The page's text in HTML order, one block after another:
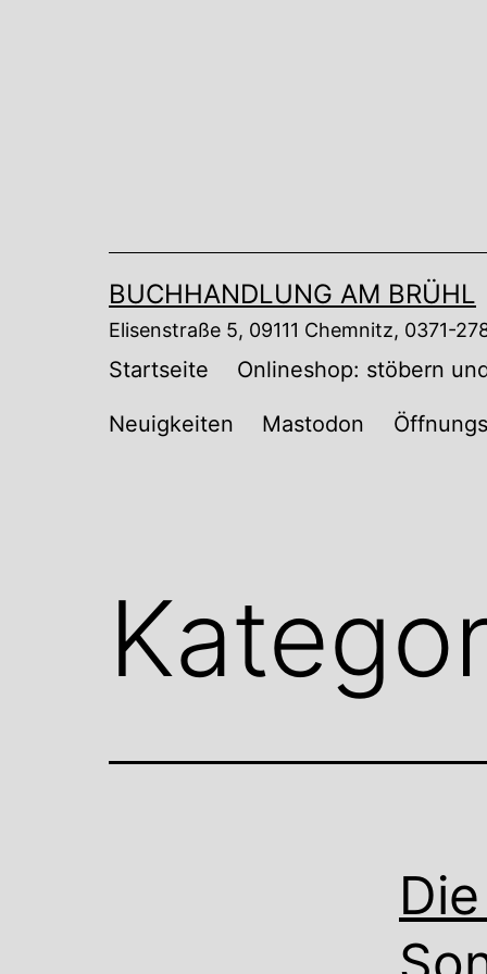
BUCHHANDLUNG AM BRÜHL
Elisenstraße 5, 09111 Chemnitz, 0371-
Startseite Onlineshop: stöbern
Neuigkeiten Mastodon